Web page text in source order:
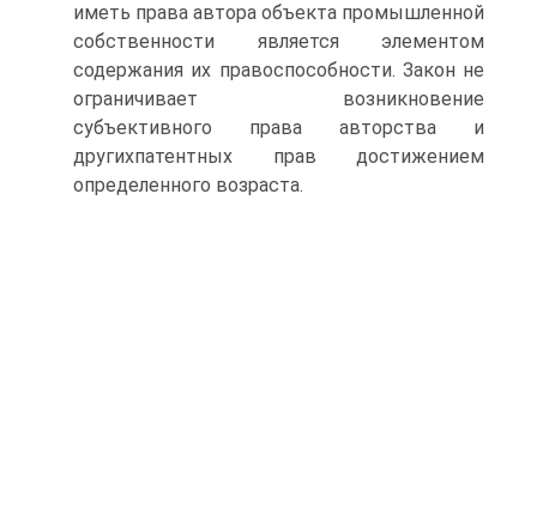
иметь права автора объекта промышленной
собственности является элементом
содержания их правоспособности. Закон не
ограничивает возникновение
субъективного права авторства и
другихпатентных прав достижением
определенного возраста.